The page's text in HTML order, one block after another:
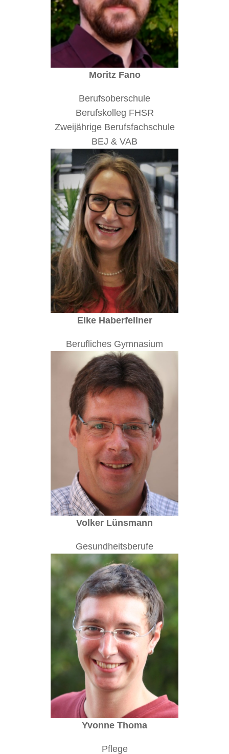
Moritz Fano
Berufsoberschule
Berufskolleg FHSR
Zweijährige Berufsfachschule
BEJ & VAB
Elke Haberfellner
Berufliches Gymnasium
Volker Lünsmann
Gesundheitsberufe
Yvonne Thoma
Pflege